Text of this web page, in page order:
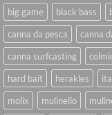
big game
black bass
canna da pesca
canna
canna surfcasting
hard bait
herakles
molix
mulinello